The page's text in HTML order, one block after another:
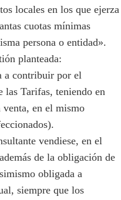
locales en los que ejerza
cuotas mínimas
persona o entidad».
planteada:
a contribuir por el
las Tarifas, teniendo en
venta, en el mismo
vendiese, en el
de la obligación de
obligada a
siempre que los